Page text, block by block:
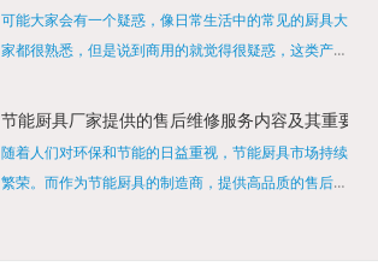
可能大家会有一个疑惑，像日常生活中的常见的厨具大
家都很熟悉，但是说到商用的就觉得很疑惑，这类产品
店用的就是商用的吗?还真别说，真被大家猜对了，这
节能厨具厂家提供的售后维修服务内容及其重要性
随着人们对环保和节能的日益重视，节能厨具市场持续
繁荣。而作为节能厨具的制造商，提供高品质的售后维